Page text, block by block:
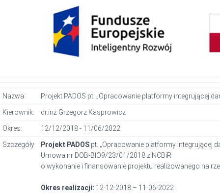
Nazwa: Projekt PADOS pt. „Opracowanie platformy integrującej
Kierownik: dr.inż Grzegorz Kasprowicz
Okres: 12/12/2018 - 11/06/2022
Szczegóły: Projekt PADOS pt. „Opracowanie platformy integrującej
Umowa nr DOB-BIO9/23/01/2018 z NCBiR
o wykonanie i finansowanie projektu realizowanego na
Okres realizacji: 12-12-2018 – 11-06-2022